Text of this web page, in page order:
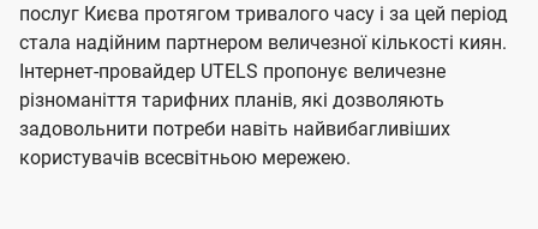
послуг Києва протягом тривалого часу і за цей період
стала надійним партнером величезної кількості киян.
Інтернет-провайдер UTELS пропонує величезне
різноманіття тарифних планів, які дозволяють
задовольнити потреби навіть найвибагливіших
користувачів всесвітньою мережею.